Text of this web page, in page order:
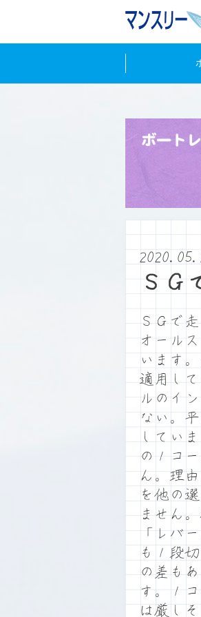
ＳＧ
ＳＧで
オール
います
適用し
ルのイ
ない。
してい
の１コ
ん。理
を他の
ません
「レバ
も１段
の差も
す。１
は厳し